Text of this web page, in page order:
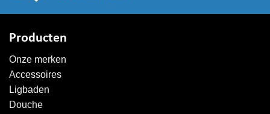
Producten
Onze merken
Accessoires
Ligbaden
Douche